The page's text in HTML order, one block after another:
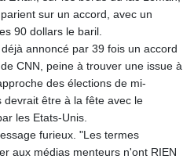
sur un accord, avec un
90 dollars le baril.
annoncé par 39 fois un accord
CNN, peine à trouver une issue à
des élections de mi-
être à la fête avec le
les Etats-Unis.
furieux. "Les termes
aux médias menteurs n'ont RIEN